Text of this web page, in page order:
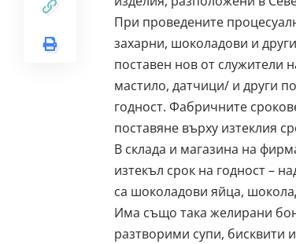
При проведените
захарни, шоколадови и
поставен нов от служители
мастило, датчици/ и други
годност. Фабричните
поставяне върху изтеклия
В склада и магазина на
изтекъл срок на годност –
са шоколадови яйца,
Има също така желирани
разтворими супи, бисквити